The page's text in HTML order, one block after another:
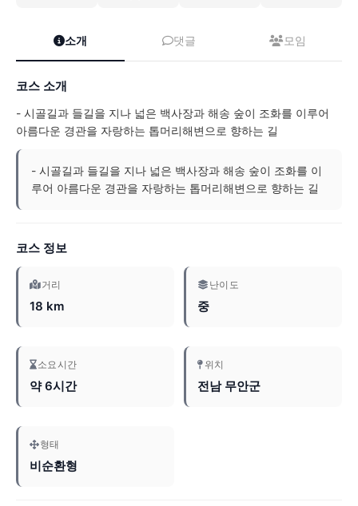
소개 댓글 모임
코스 소개
- 시골길과 들길을 지나 넓은 백사장과 해송 숲이 조화를 이루어
아름다운 경관을 자랑하는 톱머리해변으로 향하는 길
- 시골길과 들길을 지나 넓은 백사장과 해송 숲이 조화를 이
루어 아름다운 경관을 자랑하는 톱머리해변으로 향하는 길
코스 정보
거리
18 km
난이도
중
소요시간
약 6시간
위치
전남 무안군
형태
비순환형